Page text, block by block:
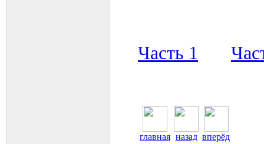
Часть 1
главная назад вперёд